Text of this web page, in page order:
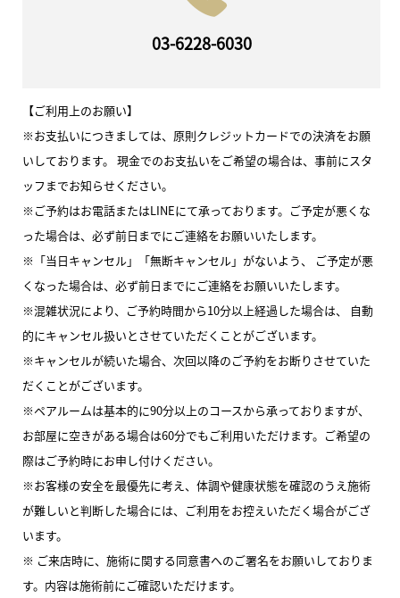
03-6228-6030
【ご利用上のお願い】
※お支払いにつきましては、原則クレジットカードでの決済をお願
いしております。 現金でのお支払いをご希望の場合は、事前にスタ
ッフまでお知らせください。
※ご予約はお電話またはLINEにて承っております。ご予定が悪くな
った場合は、必ず前日までにご連絡をお願いいたします。
※「当日キャンセル」「無断キャンセル」がないよう、 ご予定が悪
くなった場合は、必ず前日までにご連絡をお願いいたします。
※混雑状況により、ご予約時間から10分以上経過した場合は、 自動
的にキャンセル扱いとさせていただくことがございます。
※キャンセルが続いた場合、次回以降のご予約をお断りさせていた
だくことがございます。
※ペアルームは基本的に90分以上のコースから承っておりますが、
お部屋に空きがある場合は60分でもご利用いただけます。ご希望の
際はご予約時にお申し付けください。
※お客様の安全を最優先に考え、体調や健康状態を確認のうえ施術
が難しいと判断した場合には、ご利用をお控えいただく場合がござ
います。
※ ご来店時に、施術に関する同意書へのご署名をお願いしておりま
す。内容は施術前にご確認いただけます。